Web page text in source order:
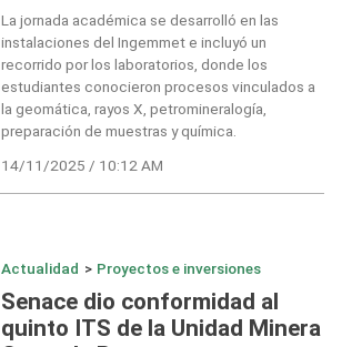
La jornada académica se desarrolló en las
instalaciones del Ingemmet e incluyó un
recorrido por los laboratorios, donde los
estudiantes conocieron procesos vinculados a
la geomática, rayos X, petromineralogía,
preparación de muestras y química.
14/11/2025 / 10:12 AM
Actualidad > Proyectos e inversiones
Senace dio conformidad al
quinto ITS de la Unidad Minera